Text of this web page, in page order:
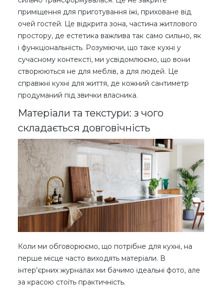
приміщення для приготування їжі, приховане від
очей гостей. Це відкрита зона, частина житлового
простору, де естетика важлива так само сильно, як
і функціональність. Розуміючи, що таке кухні у
сучасному контексті, ми усвідомлюємо, що вони
створюються не для меблів, а для людей. Це
справжні кухні для життя, де кожний сантиметр
продуманий під звички власника.
Матеріали та текстури: з чого
складається довговічність
Коли ми обговорюємо, що потрібне для кухні, на
перше місце часто виходять матеріали. В
інтер'єрних журналах ми бачимо ідеальні фото, але
за красою стоїть практичність.